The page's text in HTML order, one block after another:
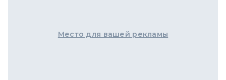
Место для вашей рекламы